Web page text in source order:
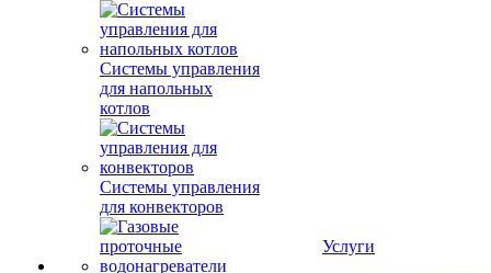
Системы управления
для напольных
котлов
Системы управления
для конвекторов
Услуги